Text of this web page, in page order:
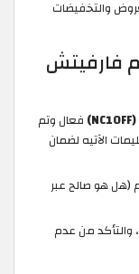
والتخفيضات
فارفيتش
(NC10FF)
فعال وتم
الآتيه لضمان
(هل هو صالح عبر
والتأكد من عدم